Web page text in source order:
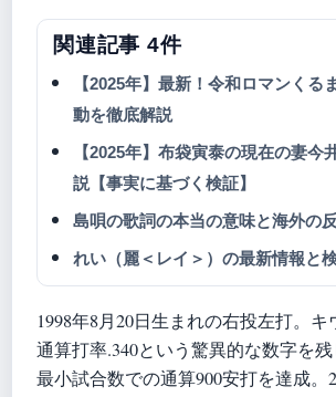
関連記事 4件
【2025年】最新！令和ロマンく
動を徹底解説
【2025年】布袋寅泰の現在の妻
説【事実に基づく検証】
島唄の歌詞の本当の意味と海外の
れい（麗＜レイ＞）の最新情報と
1998年8月20日生まれの右投左打。
通算打率.340という驚異的な数字を
最小試合数での通算900安打を達成